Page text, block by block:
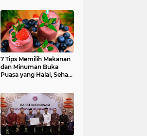
7 Tips Memilih Makanan
dan Minuman Buka
Puasa yang Halal, Sehat,